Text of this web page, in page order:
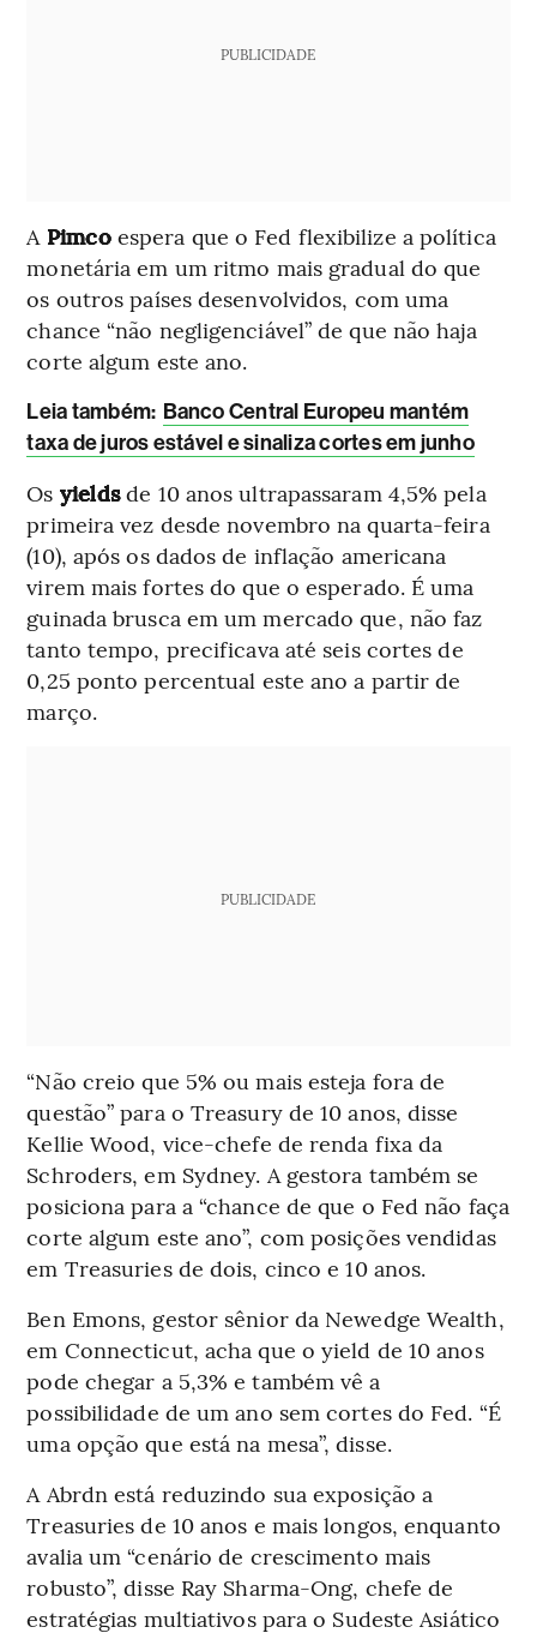
PUBLICIDADE
A Pimcoespera que o Fed flexibilize a política
monetária em um ritmo mais gradual do que
os outros países desenvolvidos, com uma
chance “não negligenciável” de que não haja
corte algum este ano.
Leia também: Banco Central Europeu mantém
taxa de juros estável e sinaliza cortes em junho
Os yieldsde 10 anos ultrapassaram 4,5% pela
primeira vez desde novembro na quarta-feira
(10), após os dados de inflação americana
virem mais fortes do que o esperado. É uma
guinada brusca em um mercado que, não faz
tanto tempo, precificava até seis cortes de
0,25 ponto percentual este ano a partir de
março.
PUBLICIDADE
“Não creio que 5% ou mais esteja fora de
questão” para o Treasury de 10 anos, disse
Kellie Wood, vice-chefe de renda fixa da
Schroders, em Sydney. A gestora também se
posiciona para a “chance de que o Fed não faça
corte algum este ano”, com posições vendidas
em Treasuries de dois, cinco e 10 anos.
Ben Emons, gestor sênior da Newedge Wealth,
em Connecticut, acha que o yield de 10 anos
pode chegar a 5,3% e também vê a
possibilidade de um ano sem cortes do Fed. “É
uma opção que está na mesa”, disse.
A Abrdn está reduzindo sua exposição a
Treasuries de 10 anos e mais longos, enquanto
avalia um “cenário de crescimento mais
robusto”, disse Ray Sharma-Ong, chefe de
estratégias multiativos para o Sudeste Asiático